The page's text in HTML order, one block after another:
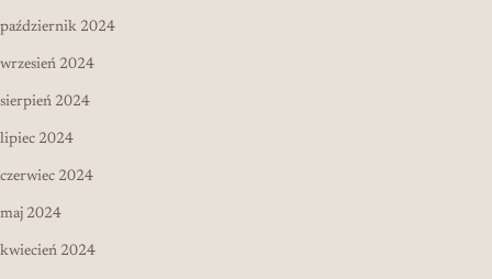
październik 2024
wrzesień 2024
sierpień 2024
lipiec 2024
czerwiec 2024
maj 2024
kwiecień 2024